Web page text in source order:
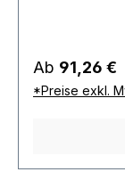
Regulärer
Ab 91,26 €
*Preise exkl.